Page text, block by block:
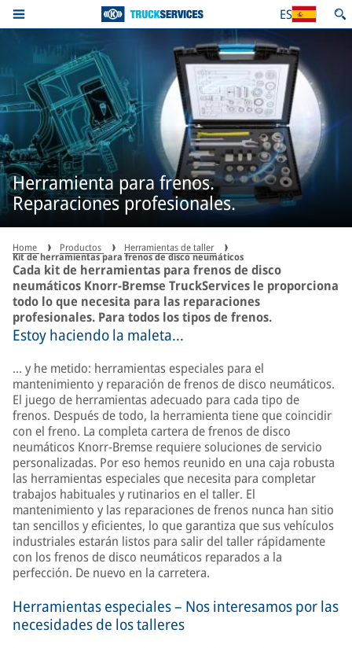
ES
Herramienta para frenos.
Reparaciones profesionales.
Home Productos Herramientas de taller
Kit de herramientas para frenos de disco neumáticos
Cada kit de herramientas para frenos de disco
neumáticos Knorr-Bremse TruckServices le proporciona
todo lo que necesita para las reparaciones
profesionales. Para todos los tipos de frenos.
Estoy haciendo la maleta...
... y he metido: herramientas especiales para el
mantenimiento y reparación de frenos de disco neumáticos.
El juego de herramientas adecuado para cada tipo de
frenos. Después de todo, la herramienta tiene que coincidir
con el freno. La completa cartera de frenos de disco
neumáticos Knorr-Bremse requiere soluciones de servicio
personalizadas. Por eso hemos reunido en una caja robusta
las herramientas especiales que necesita para completar
trabajos habituales y rutinarios en el taller. El
mantenimiento y las reparaciones de frenos nunca han sitio
tan sencillos y eficientes, lo que garantiza que sus vehículos
industriales estarán listos para salir del taller rápidamente
con los frenos de disco neumáticos reparados a la
perfección. De nuevo en la carretera.
Herramientas especiales – Nos interesamos por las
necesidades de los talleres